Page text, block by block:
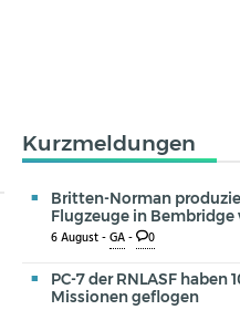
Kurzmeldungen
Britten-Norman
Flugzeuge in Bembridge
6 August -GA- 0
PC-7 der RNLASF haben
Missionen geflogen